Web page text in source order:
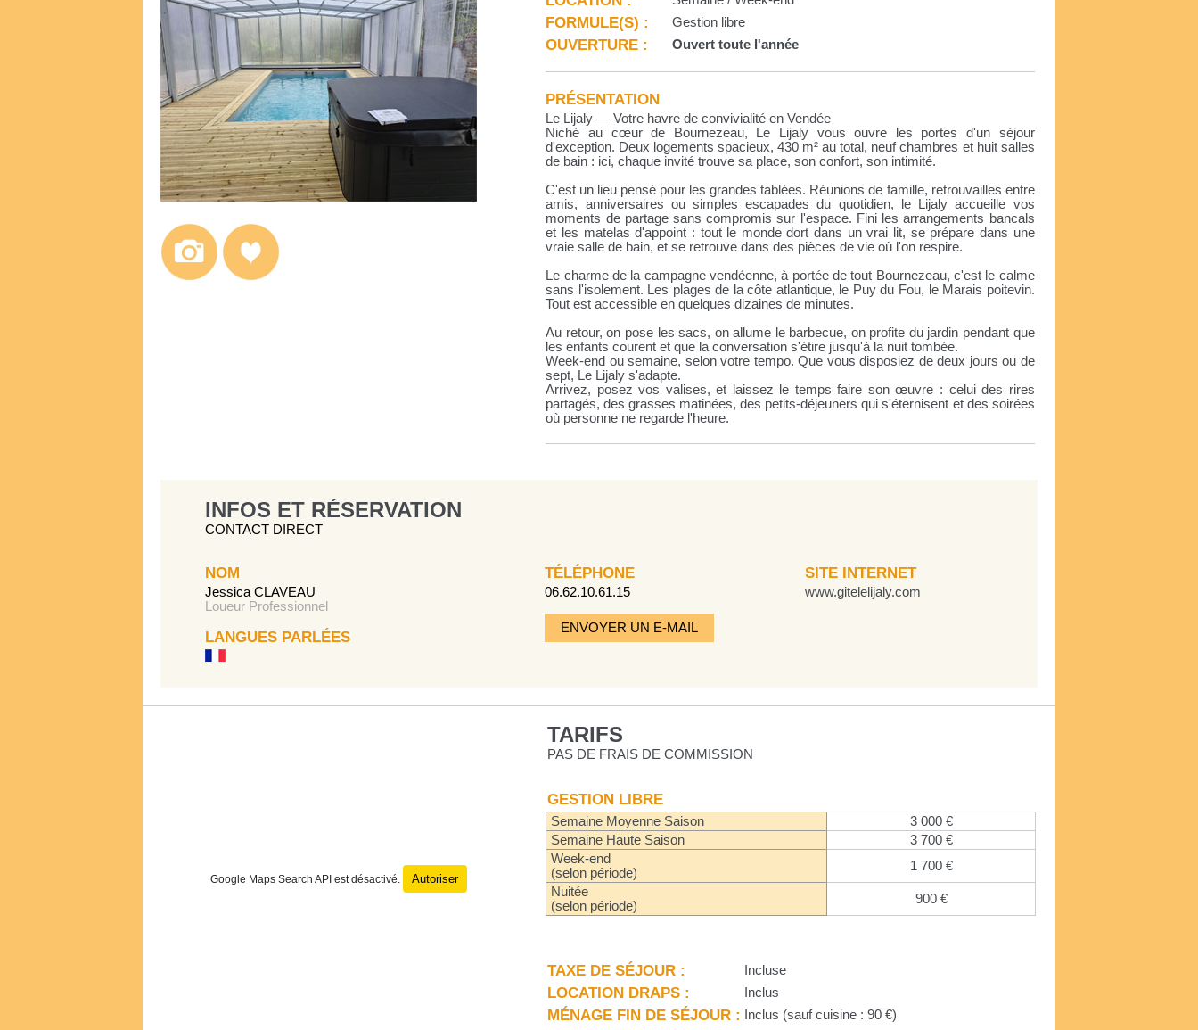
FORMULE(S) : Gestion libre
OUVERTURE : Ouvert toute l'année
PRÉSENTATION
Le Lijaly — Votre havre de convivialité en Vendée
Niché au cœur de Bournezeau, Le Lijaly vous ouvre les portes d'un séjour
d'exception. Deux logements spacieux, 430 m² au total, neuf chambres et huit salles
de bain : ici, chaque invité trouve sa place, son confort, son intimité.
C'est un lieu pensé pour les grandes tablées. Réunions de famille, retrouvailles entre
amis, anniversaires ou simples escapades du quotidien, le Lijaly accueille vos
moments de partage sans compromis sur l'espace. Fini les arrangements bancals
et les matelas d'appoint : tout le monde dort dans un vrai lit, se prépare dans une
vraie salle de bain, et se retrouve dans des pièces de vie où l'on respire.
Le charme de la campagne vendéenne, à portée de tout Bournezeau, c'est le calme
sans l'isolement. Les plages de la côte atlantique, le Puy du Fou, le Marais poitevin.
Tout est accessible en quelques dizaines de minutes.
Au retour, on pose les sacs, on allume le barbecue, on profite du jardin pendant que
les enfants courent et que la conversation s'étire jusqu'à la nuit tombée.
Week-end ou semaine, selon votre tempo. Que vous disposiez de deux jours ou de
sept, Le Lijaly s'adapte.
Arrivez, posez vos valises, et laissez le temps faire son œuvre : celui des rires
partagés, des grasses matinées, des petits-déjeuners qui s'éternisent et des soirées
où personne ne regarde l'heure.
INFOS ET RÉSERVATION
CONTACT DIRECT
NOM
Jessica CLAVEAU
Loueur Professionnel
LANGUES PARLÉES
TÉLÉPHONE
06.62.10.61.15
ENVOYER UN E-MAIL
SITE INTERNET
www.gitelelijaly.com
Google Maps Search API est désactivé. Autoriser
TARIFS
PAS DE FRAIS DE COMMISSION
GESTION LIBRE
Semaine Moyenne Saison
3 000 €
Semaine Haute Saison
3 700 €
Week-end
(selon période)
1 700 €
Nuitée
(selon période)
900 €
TAXE DE SÉJOUR : Incluse
LOCATION DRAPS : Inclus
MÉNAGE FIN DE SÉJOUR : Inclus (sauf cuisine : 90 €)